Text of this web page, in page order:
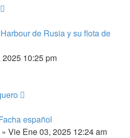
de Rusia y su flota de
10:25 pm
español
» Vie Ene 03, 2025 12:24 am